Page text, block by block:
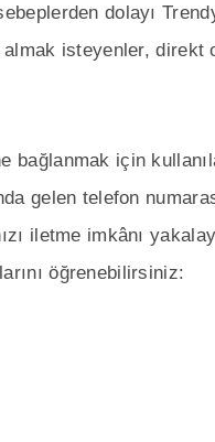
dolayı
isteyenler, direkt
bağlanmak için
gelen telefon
iletme imkânı
öğrenebilirsiniz: